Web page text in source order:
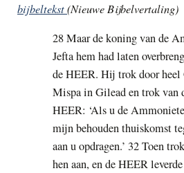
bijbeltekst(Nieuwe Bijbelvertaling)
28 Maar de koning van de
Jefta hem had laten
de HEER. Hij trok door heel
Mispa in Gilead en trok van
HEER: ‘Als u de
mijn behouden thuiskomst
aan u opdragen.’ 32 Toen
hen aan, en de HEER